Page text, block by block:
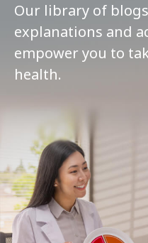
Our library of
explanations and
empower you to
health.